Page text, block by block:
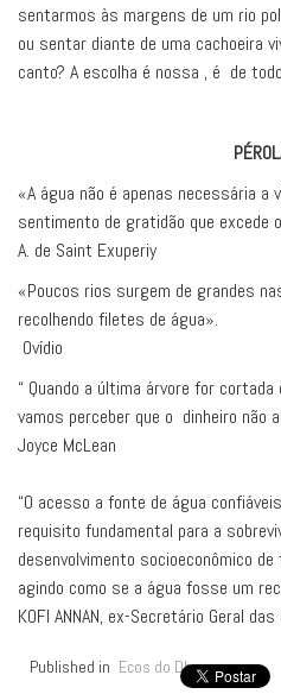
sentarmos às margens de um rio
ou sentar diante de uma cachoeira
canto? A escolha é nossa , é de
«A água não é apenas necessária a
sentimento de gratidão que excede
A. de Saint Exuperiy
«Poucos rios surgem de grandes
recolhendo filetes de água».
Ovídio
“ Quando a última árvore for
vamos perceber que o dinheiro não
Joyce McLean
“O acesso a fonte de água
requisito fundamental para a
desenvolvimento socioeconômico
agindo como se a água fosse um
KOFI ANNAN, ex-Secretário Geral
Published in Ecos do Dharma